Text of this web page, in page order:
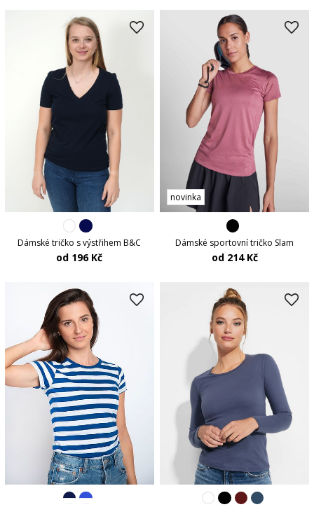
Dámské tričko s výstřihem B&C
od 196 Kč
novinka
Dámské sportovní tričko Slam
od 214 Kč